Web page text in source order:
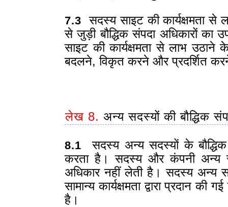
7.3 सदस्य साइट की कार्यक्षमता से
से जुड़ी बौद्धिक संपदा अधिकारों
साइट की कार्यक्षमता से लाभ उठाने
बदलने, विकृत करने और प्रदर्शित
लेख 8. अन्य सदस्यों की बौद्धिक
8.1 सदस्य अन्य सदस्यों के
करता है। सदस्य और कंपनी अन्य
अधिकार नहीं लेती है। सदस्य अन्य
सामान्य कार्यक्षमता द्वारा प्रदान
है।